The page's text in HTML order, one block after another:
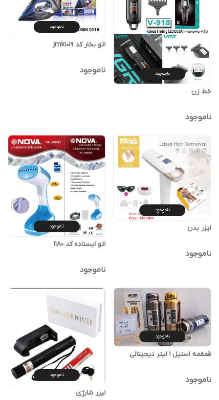
ناموجود
خط زن
ناموجود
ناموجود
اتو بخار کد jmk1019
ناموجود
ناموجود
لیزر بدن
ناموجود
ناموجود
اتو ایستاده کد 1180
ناموجود
ناموجود
قمقمه استیل 1 لیتر دیجیتالی
ناموجود
ناموجود
لیزر شارژی